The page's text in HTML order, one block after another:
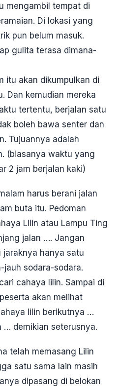
mengambil tempat di
Di lokasi yang
pun belum masuk.
gulita terasa dimana-
itu akan dikumpulkan di
Dan kemudian mereka
tertentu, berjalan satu
boleh bawa senter dan
Tujuannya adalah
(biasanya waktu yang
2 jam berjalan kaki)
harus berani jalan
buta itu. Pedoman
Lilin atau Lampu Ting
jalan …. Jangan
hanya satu
jauh sodara-sodara.
cahaya lilin. Sampai di
akan melihat
lilin berikutnya …
… demikian seterusnya.
telah memasang Lilin
satu sama lain masih
dipasang di belokan